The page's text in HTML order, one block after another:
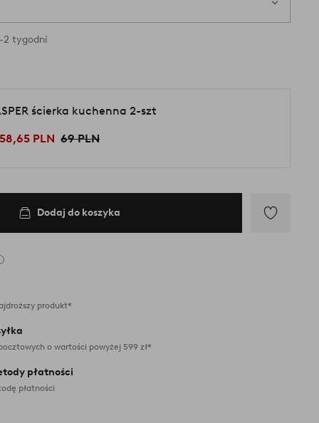
2 tygodni
ścierka kuchenna 2-szt
58,65 PLN 69 PLN
Dodaj do koszyka
produkt*
o wartości powyżej 599 zł*
płatności
płatności